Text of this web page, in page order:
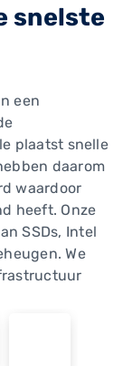
snelste
een
plaatst snelle
daarom
waardoor
heeft. Onze
SSDs, Intel
We